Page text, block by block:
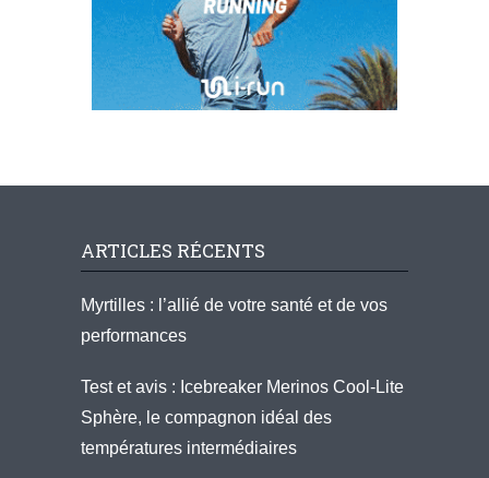
ARTICLES RÉCENTS
Myrtilles : l’allié de votre santé et de vos
performances
Test et avis : Icebreaker Merinos Cool-Lite
Sphère, le compagnon idéal des
températures intermédiaires